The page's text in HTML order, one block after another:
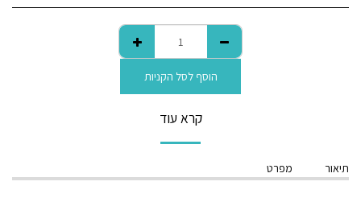
הוסף לסל הקניות
קרא עוד
תיאור מפרט